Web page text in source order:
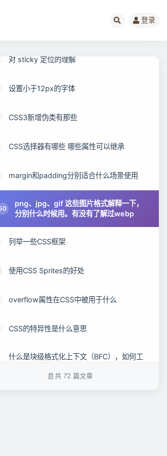
登录
对 sticky 定位的理解
设置小于12px的字体
CSS3新增伪类有那些
CSS选择器有哪些 哪些属性可以继承
margin和padding分别适合什么场景使用
png、jpg、gif 这些图片格式解释一下，
分别什么时候用。有没有了解过webp
列举一些CSS框架
使用CSS Sprites的好处
overflow属性在CSS中被用于什么
CSS的特异性是什么意思
什么是块级格式化上下文（BFC），如何工
共 72 篇文章